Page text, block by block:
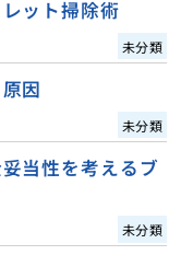
ット掃除術
未分類
因
未分類
当性を考えるブ
未分類